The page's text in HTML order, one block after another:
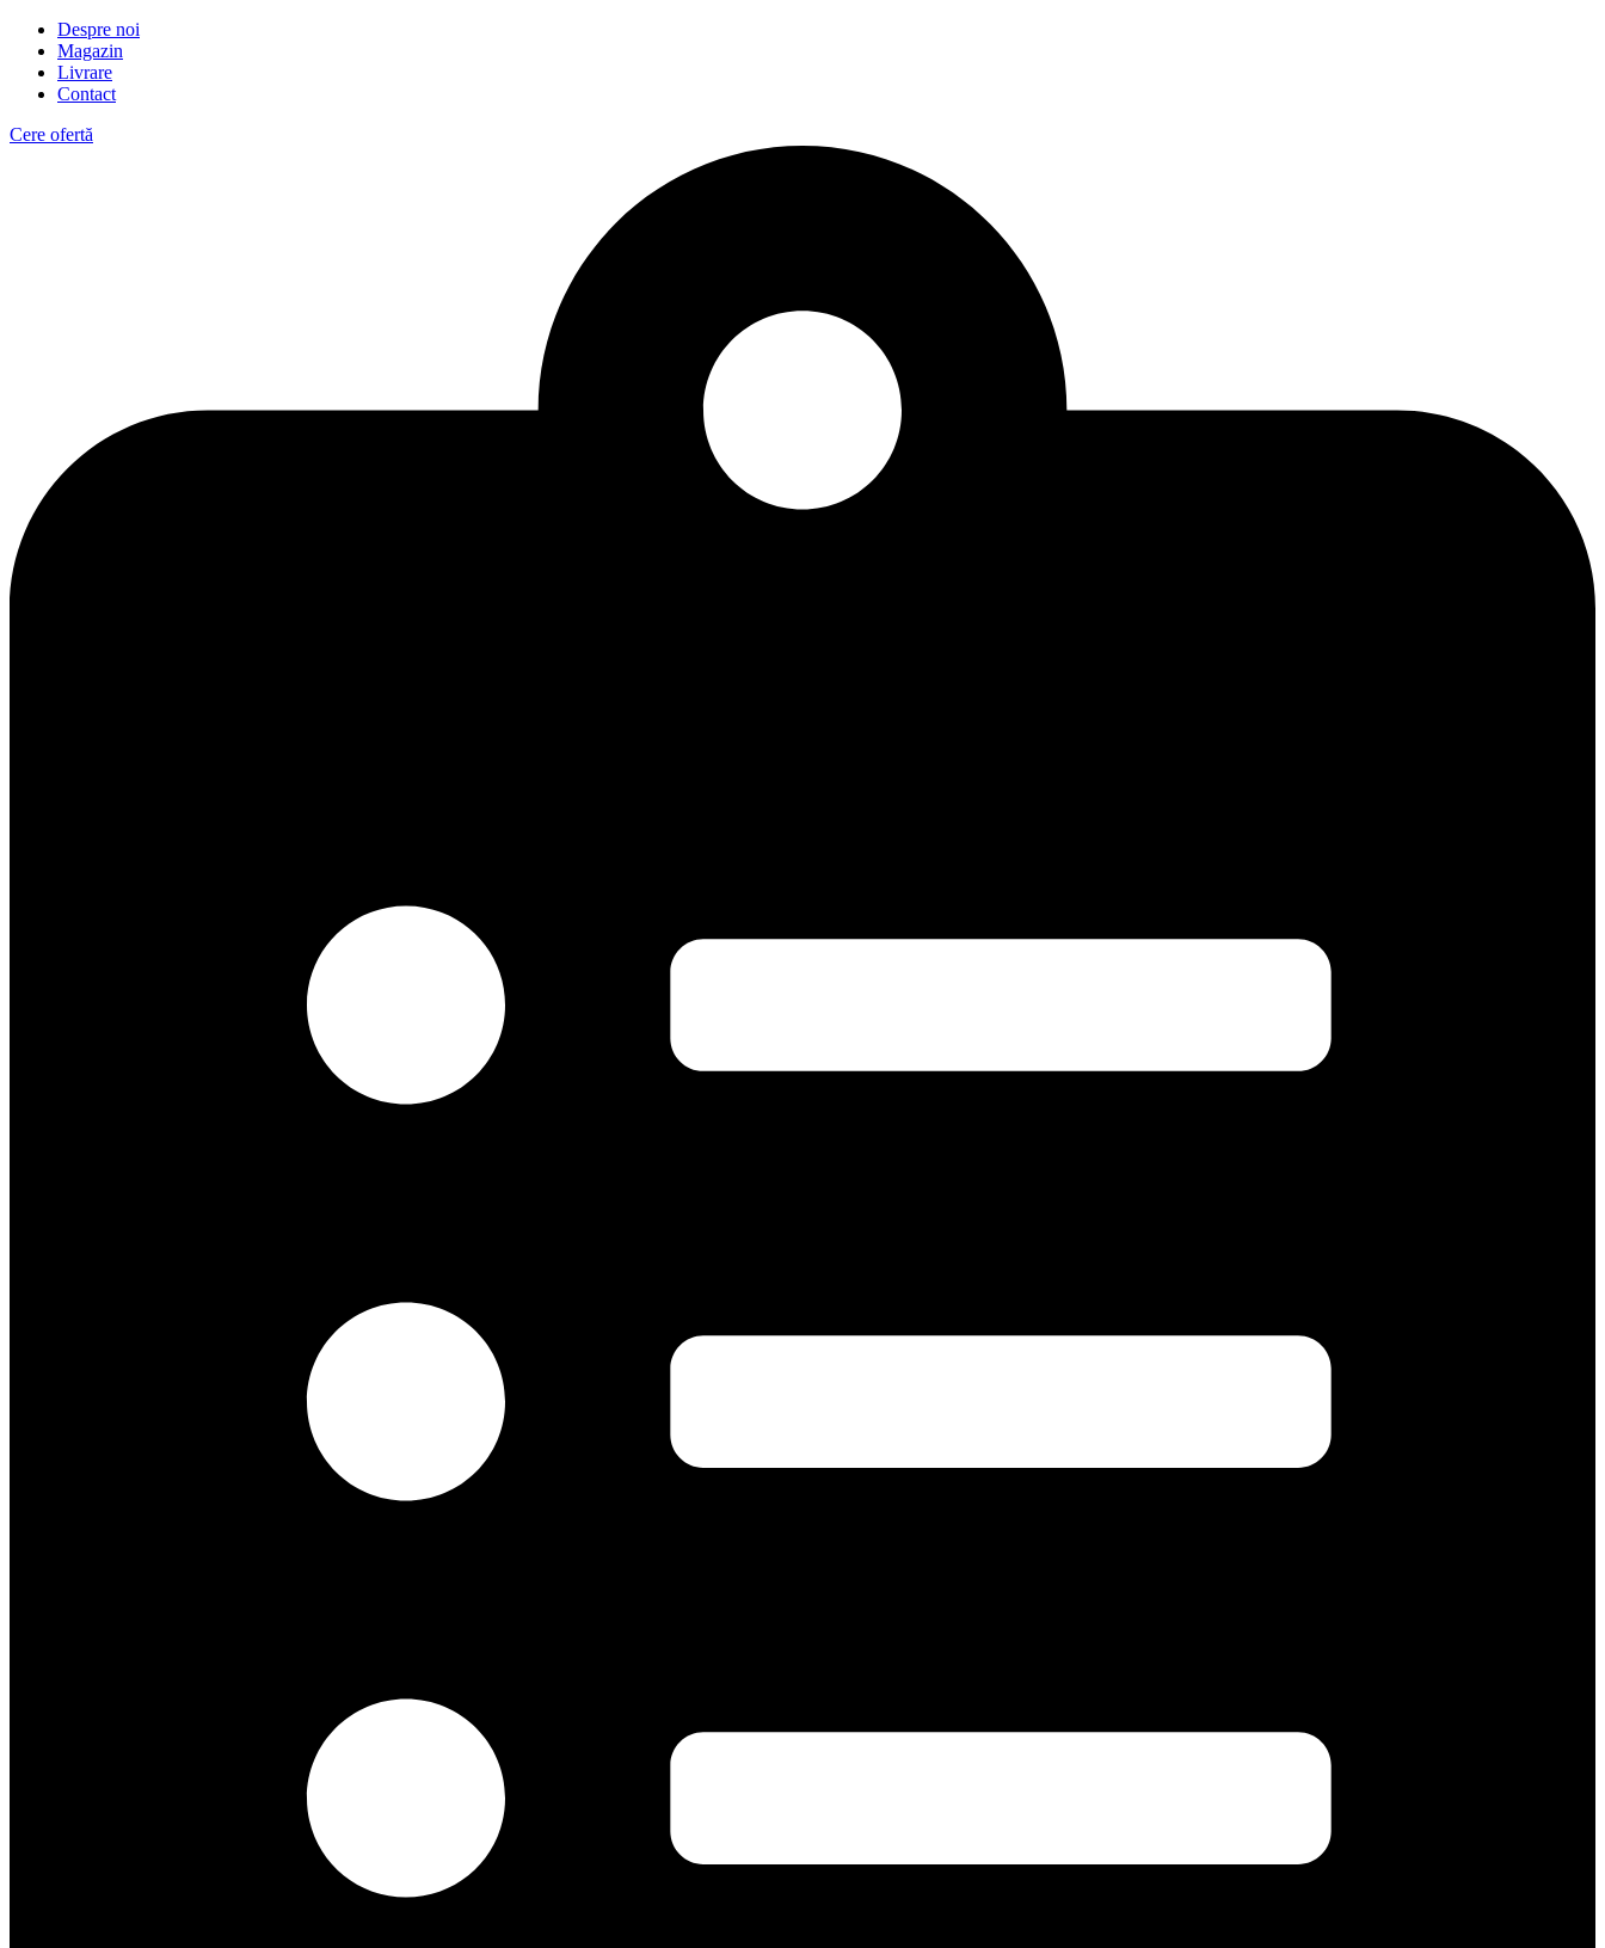
Despre noi
Magazin
Livrare
Contact
Cere ofertă